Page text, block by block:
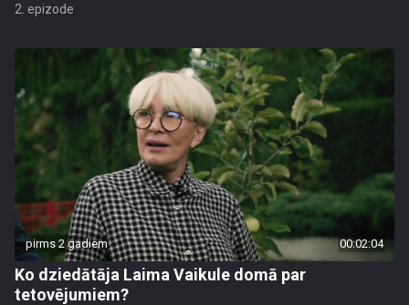
2. epizode
pirms 2 gadiem 00:02:04
Ko dziedātāja Laima Vaikule domā par
tetovējumiem?